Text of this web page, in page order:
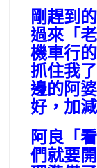
剛趕到
過來「
機車行
抓住我
邊的阿
好，加
阿良「
們就要